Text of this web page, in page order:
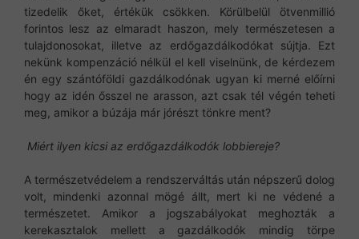
tizedelik őket, értékük csökken. Körülbelül ötvenmillió
forintos lesz az elmaradt haszon, mely természetesen a
tulajdonosokat, illetve az erdőgazdálkodókat sújtja. Ezt
nekünk kompenzáció nélkül el kell viselnünk, de kérdezem
én egy szántóföldi gazdálkodónak ugyan ki merné előírni
hogy az idén ősszel ne arasson, azt csak tél végén teheti
meg, amikor a búzája már jórészt tönkre ment?
Miért ilyen kicsi az erdőgazdálkodók lobbiereje?
A természetvédelem a rendszerváltás után népszerű dolog
volt, mindenki azonnal mögé állt, mert ki ne védené a
természetet. Amikor a jogszabályokat meghozták a
kerekasztalok mellett a gazdálkodók mindig törpe